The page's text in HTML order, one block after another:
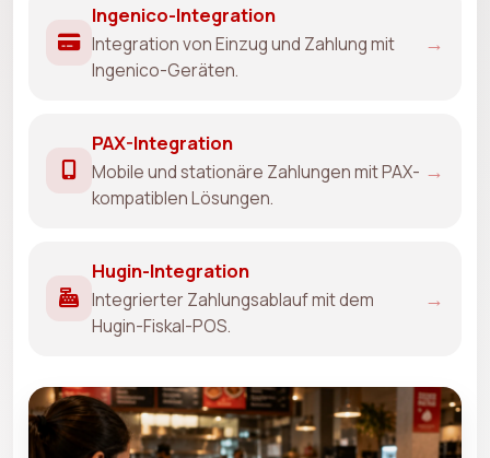
Ingenico-Integration
Integration von Einzug und Zahlung mit
Ingenico-Geräten.
→
PAX-Integration
Mobile und stationäre Zahlungen mit PAX-
kompatiblen Lösungen.
→
Hugin-Integration
Integrierter Zahlungsablauf mit dem
Hugin-Fiskal-POS.
→